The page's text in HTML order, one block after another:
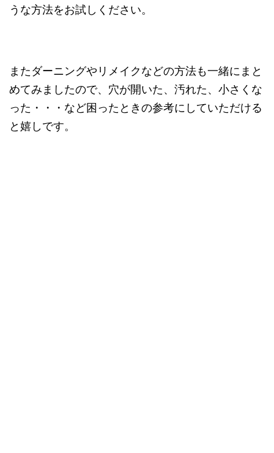
うな方法をお試しください。
またダーニングやリメイクなどの方法も一緒にまと
めてみましたので、穴が開いた、汚れた、小さくな
った・・・など困ったときの参考にしていただける
と嬉しです。